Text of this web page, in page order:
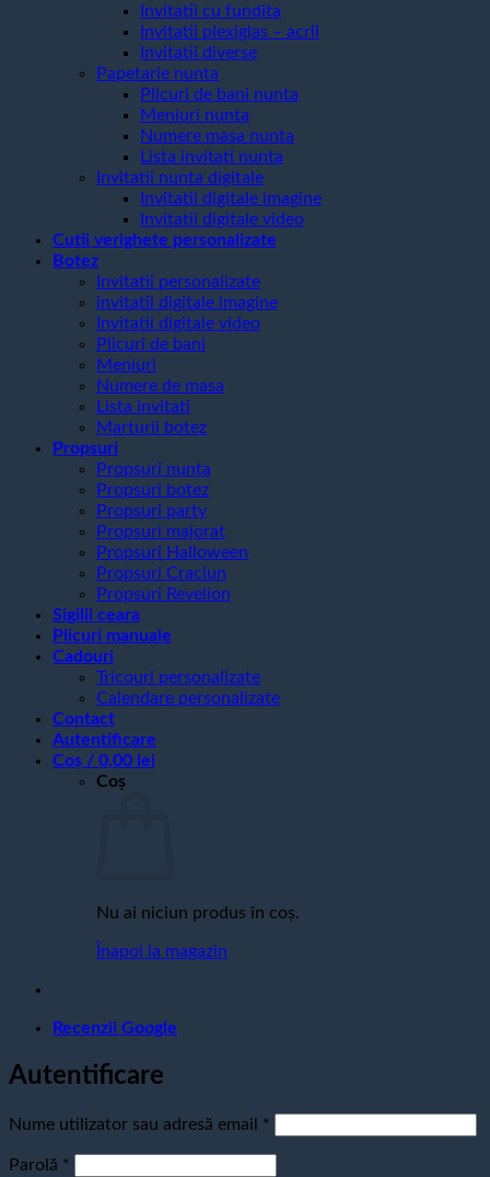
Invitatii cu fundita
Invitatii plexiglas – acril
Invitatii diverse
Papetarie nunta
Plicuri de bani nunta
Meniuri nunta
Numere masa nunta
Lista invitati nunta
Invitatii nunta digitale
Invitatii digitale imagine
Invitatii digitale video
Cutii verighete personalizate
Botez
Invitatii personalizate
invitatii digitale imagine
Invitatii digitale video
Plicuri de bani
Meniuri
Numere de masa
Lista invitati
Marturii botez
Propsuri
Propsuri nunta
Propsuri botez
Propsuri party
Propsuri majorat
Propsuri Halloween
Propsuri Craciun
Propsuri Revelion
Sigilii ceara
Plicuri manuale
Cadouri
Tricouri personalizate
Calendare personalizate
Contact
Autentificare
Coș / 0,00 lei
Coș
Nu ai niciun produs în coș.
Înapoi la magazin
Recenzii Google
Autentificare
Nume utilizator sau adresă email *
Parolă *